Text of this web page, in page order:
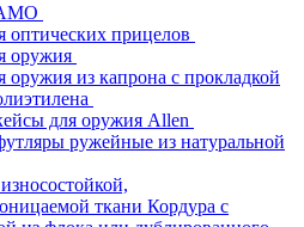
оптических прицелов
оружия
оружия из капрона с прокладкой
для оружия Allen
ружейные из натуральной
ткани Кордура с